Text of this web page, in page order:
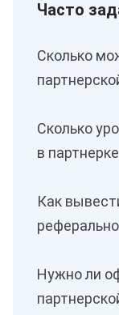
Часто
Сколько
Сколько
в
Как
Нужно ли